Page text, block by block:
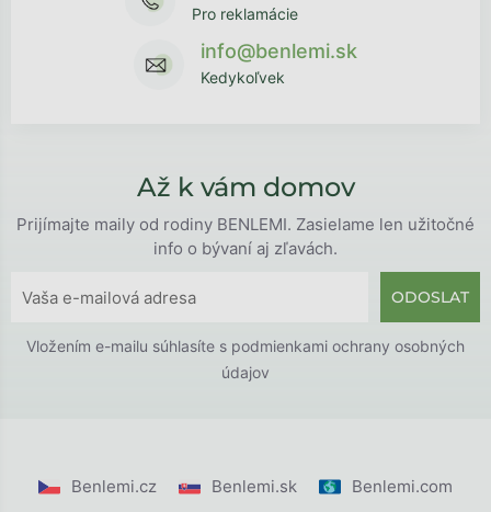
Pro reklamácie
info@benlemi.sk
Kedykoľvek
Až k vám domov
Prijímajte maily od rodiny BENLEMI. Zasielame len užitočné
info o bývaní aj zľavách.
ODOSLAT
Vložením e-mailu súhlasíte s podmienkami ochrany osobných
údajov
Benlemi.cz Benlemi.sk Benlemi.com